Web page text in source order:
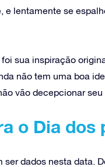
lentamente se
sua inspiração
não tem uma boa
vão decepcionar seu
o Dia dos
dados nesta data.